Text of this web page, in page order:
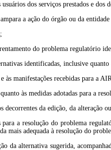
dos serviços prestados e
a ação do órgão ou da
do problema regulatório
identificadas, inclusive quanto
manifestações recebidas para a
às medidas adotadas para a
da edição, da alteração
a resolução do problema
mais adequada à resolução do
da alternativa sugerida,